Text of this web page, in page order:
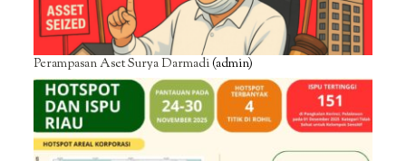
Perampasan Aset Surya Darmadi(admin)